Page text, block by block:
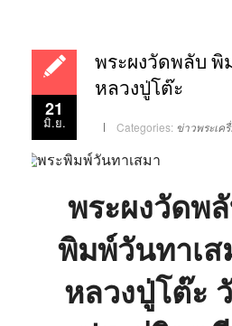
21
มิ.ย.
พระผงวัดพลับ พิ
หลวงปู่โต๊ะ
Categories: ข่าวพระเค
พระผงวัดพ
พิมพ์วันทาเส
หลวงปู่โต๊ะ